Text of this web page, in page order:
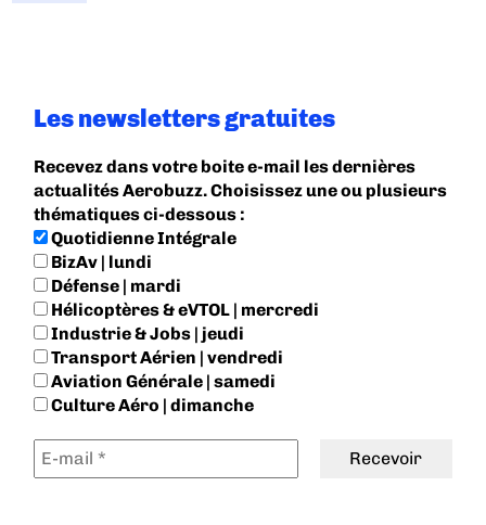
Les newsletters gratuites
Recevez dans votre boite e-mail les dernières
actualités Aerobuzz. Choisissez une ou plusieurs
thématiques ci-dessous :
Quotidienne Intégrale
BizAv | lundi
Défense | mardi
Hélicoptères & eVTOL | mercredi
Industrie & Jobs | jeudi
Transport Aérien | vendredi
Aviation Générale | samedi
Culture Aéro | dimanche